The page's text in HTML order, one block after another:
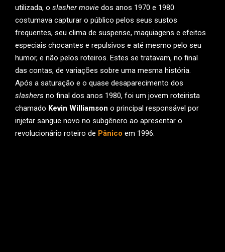
utilizada, o slasher movie dos anos 1970 e 1980
costumava capturar o público pelos seus sustos
frequentes, seu clima de suspense, maquiagens e efeitos
especiais chocantes e repulsivos e até mesmo pelo seu
humor, e não pelos roteiros. Estes se tratavam, no final
das contas, de variações sobre uma mesma história.
Após a saturação e o quase desaparecimento dos
slashers no final dos anos 1980, foi um jovem roteirista
chamado Kevin Williamson o principal responsável por
injetar sangue novo no subgênero ao apresentar o
revolucionário roteiro de Pânico em 1996.